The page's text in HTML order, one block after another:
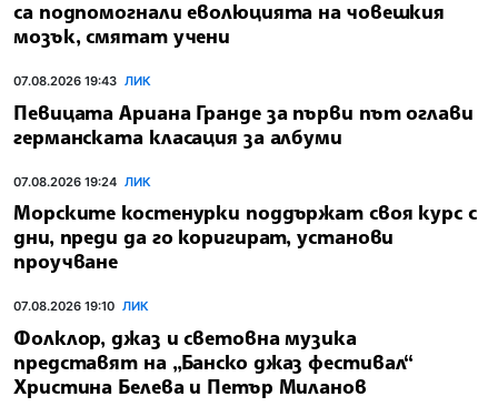
са подпомогнали еволюцията на човешкия
мозък, смятат учени
07.08.2026 19:43 ЛИК
Певицата Ариана Гранде за първи път оглави
германската класация за албуми
07.08.2026 19:24 ЛИК
Морските костенурки поддържат своя курс с
дни, преди да го коригират, установи
проучване
07.08.2026 19:10 ЛИК
Фолклор, джаз и световна музика
представят на „Банско джаз фестивал“
Христина Белева и Петър Миланов